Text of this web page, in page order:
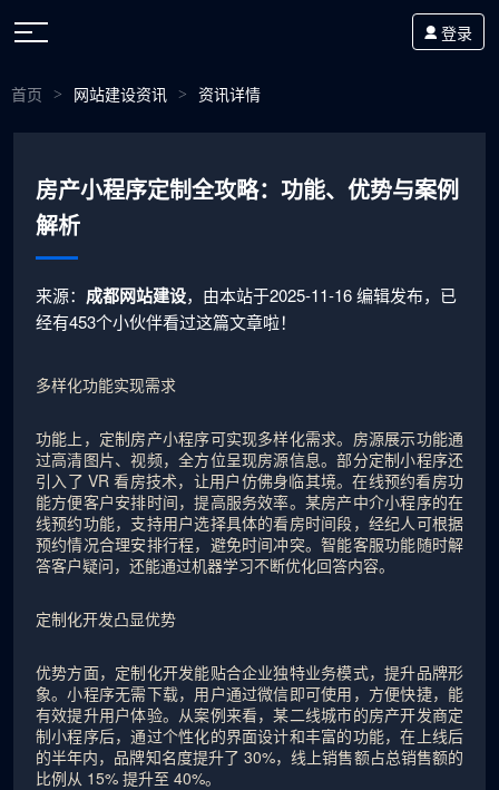
登录
首页 > 网站建设资讯 > 资讯详情
房产小程序定制全攻略：功能、优势与案例
解析
来源： 成都网站建设，由本站于2025-11-16 编辑发布，已
经有453个小伙伴看过这篇文章啦！
多样化功能实现需求
功能上，定制房产小程序可实现多样化需求。房源展示功能通
过高清图片、视频，全方位呈现房源信息。部分定制小程序还
引入了 VR 看房技术，让用户仿佛身临其境。在线预约看房功
能方便客户安排时间，提高服务效率。某房产中介小程序的在
线预约功能，支持用户选择具体的看房时间段，经纪人可根据
预约情况合理安排行程，避免时间冲突。智能客服功能随时解
答客户疑问，还能通过机器学习不断优化回答内容。
定制化开发凸显优势
优势方面，定制化开发能贴合企业独特业务模式，提升品牌形
象。小程序无需下载，用户通过微信即可使用，方便快捷，能
有效提升用户体验。从案例来看，某二线城市的房产开发商定
制小程序后，通过个性化的界面设计和丰富的功能，在上线后
的半年内，品牌知名度提升了 30%，线上销售额占总销售额的
比例从 15% 提升至 40%。